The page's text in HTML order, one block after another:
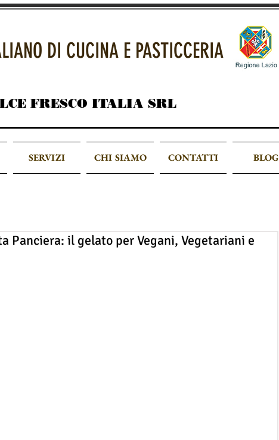
DI CUCINA E PASTICCERIA
FRESCO ITALIA SRL
SERVIZI CHI SIAMO CONTATTI BLOG
Panciera: il gelato per Vegani, Vegetariani e